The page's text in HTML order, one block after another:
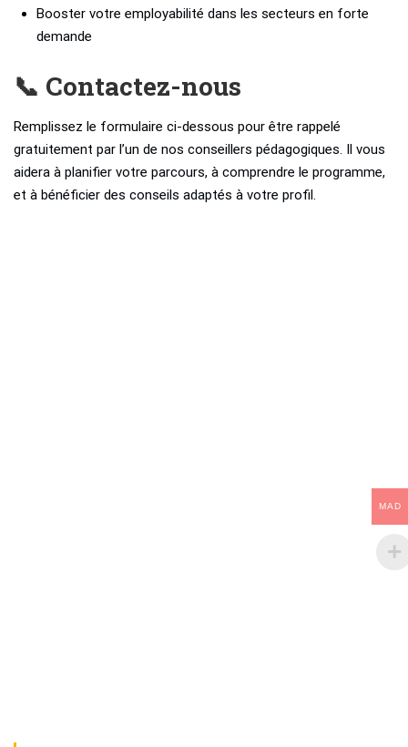
Booster votre employabilité dans les secteurs en forte
demande
📞 Contactez-nous
Remplissez le formulaire ci-dessous pour être rappelé
gratuitement par l’un de nos conseillers pédagogiques. Il vous
aidera à planifier votre parcours, à comprendre le programme,
et à bénéficier des conseils adaptés à votre profil.
MAD